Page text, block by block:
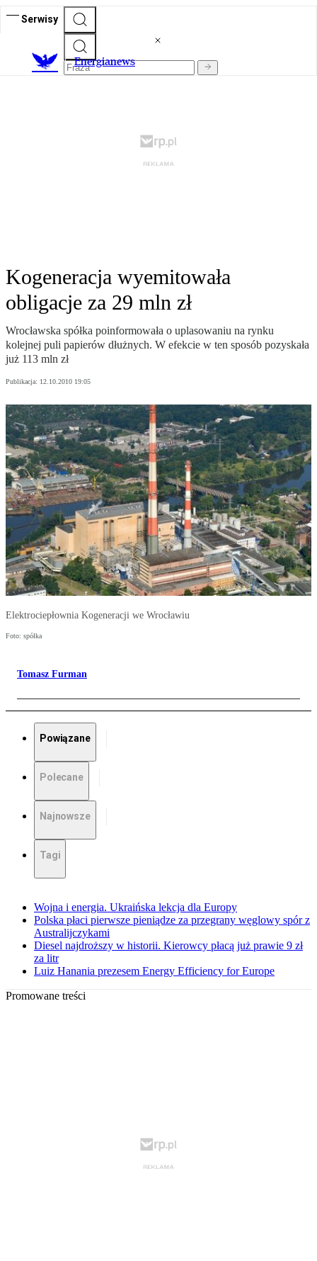
Serwisy
Energianews
Kogeneracja wyemitowała
obligacje za 29 mln zł
Wrocławska spółka poinformowała o uplasowaniu na rynku
kolejnej puli papierów dłużnych. W efekcie w ten sposób pozyskała
już 113 mln zł
Publikacja: 12.10.2010 19:05
Elektrociepłownia Kogeneracji we Wrocławiu
Foto: spółka
Tomasz Furman
Powiązane
Polecane
Najnowsze
Tagi
Wojna i energia. Ukraińska lekcja dla Europy
Polska płaci pierwsze pieniądze za przegrany węglowy spór z
Australijczykami
Diesel najdroższy w historii. Kierowcy płacą już prawie 9 zł
za litr
Luiz Hanania prezesem Energy Efficiency for Europe
Promowane treści